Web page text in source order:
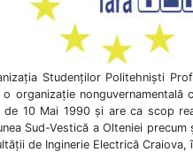
Studenților Politehniști
o organizație
de 10 Mai 1990 și are ca scop
Sud-Vestică a Olteniei
de Inginerie Electrică